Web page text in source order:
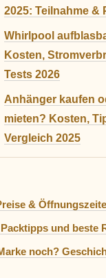
2025: Teilnahme &
Whirlpool
Kosten,
Tests 2026
Anhänger kaufen
mieten? Kosten,
Vergleich 2025
&
und beste
noch?